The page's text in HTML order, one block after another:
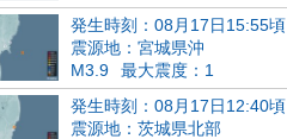
発生時刻：08月17日15:55頃
震源地：宮城県沖
M3.9
最大震度：1
発生時刻：08月17日12:40頃
震源地：茨城県北部